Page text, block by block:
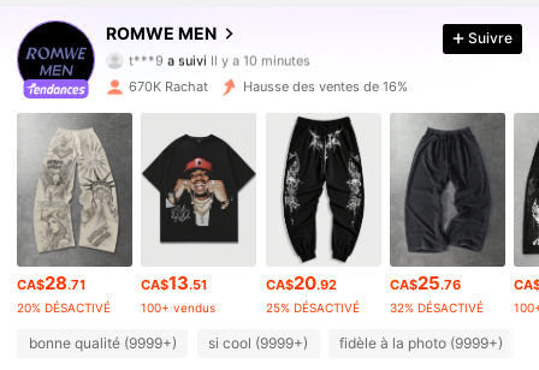
ROMWE MEN
k***0 est en train de naviguer
4.86
669K Suiveurs
4.86 669K Suiveurs
4.86 669K Suiveurs
Suivre
670K Rachat Hausse des ventes de 16%
CA$28.71
20% DÉSACTIVÉ
CA$13.51
100+ vendus
CA$20.92
25% DÉSACTIVÉ
CA$25.76
32% DÉSACTIVÉ
bonne qualité (9999+) si cool (9999+) fidèle à la photo (9999+)